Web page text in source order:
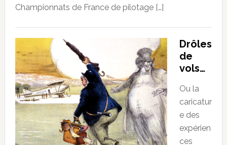
Championnats de France de pilotage […]
Drôles
de
vols…
Ou la
caricatur
e des
expérien
ces